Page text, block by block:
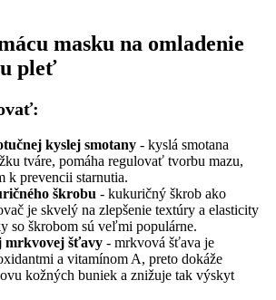
masku na omladenie
pleť
kyslej smotany - kyslá smotana
tváre, pomáha regulovať tvorbu mazu,
k prevencii starnutia.
škrobu - kukuričný škrob ako
je skvelý na zlepšenie textúry a elasticity
so škrobom sú veľmi populárne.
mrkvovej šťavy - mrkvová šťava je
a vitamínom A, preto dokáže
kožných buniek a znižuje tak výskyt